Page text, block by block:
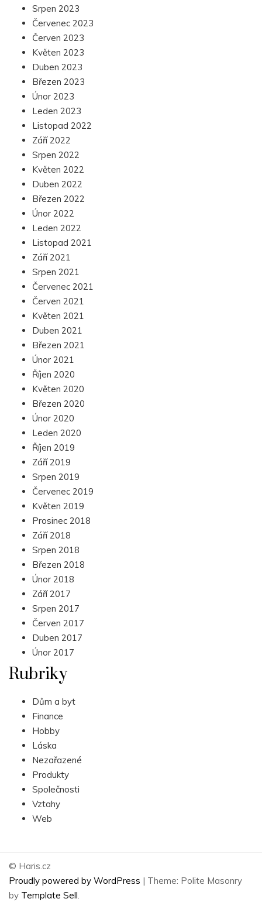
Srpen 2023
Červenec 2023
Červen 2023
Květen 2023
Duben 2023
Březen 2023
Únor 2023
Leden 2023
Listopad 2022
Září 2022
Srpen 2022
Květen 2022
Duben 2022
Březen 2022
Únor 2022
Leden 2022
Listopad 2021
Září 2021
Srpen 2021
Červenec 2021
Červen 2021
Květen 2021
Duben 2021
Březen 2021
Únor 2021
Říjen 2020
Květen 2020
Březen 2020
Únor 2020
Leden 2020
Říjen 2019
Září 2019
Srpen 2019
Červenec 2019
Květen 2019
Prosinec 2018
Září 2018
Srpen 2018
Březen 2018
Únor 2018
Září 2017
Srpen 2017
Červen 2017
Duben 2017
Únor 2017
Rubriky
Dům a byt
Finance
Hobby
Láska
Nezařazené
Produkty
Společnosti
Vztahy
Web
© Haris.cz
Proudly powered by WordPress | Theme: Polite Masonry
by Template Sell